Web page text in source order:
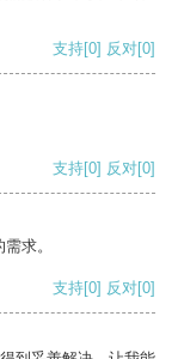
支持[0] 反对[0]
支持[0] 反对[0]
求。
支持[0] 反对[0]